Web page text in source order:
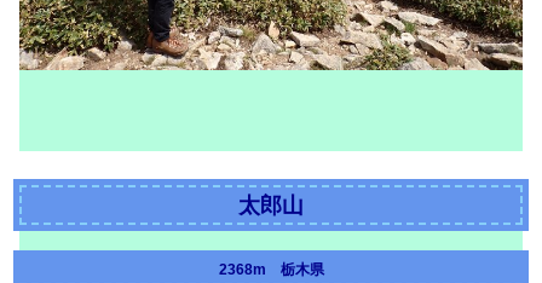
太郎山
2368m 栃木県